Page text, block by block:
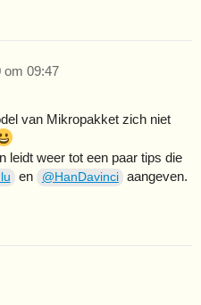
om 09:47
van Mikropakket zich niet
leidt weer tot een paar tips die
en @HanDavinci aangeven.